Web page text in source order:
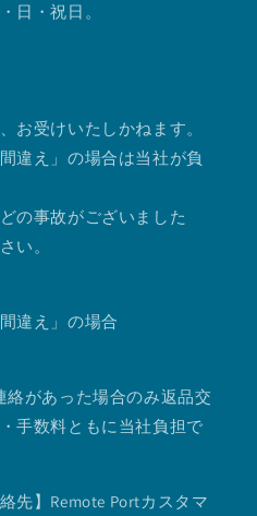
日・祝日。
お受けいたしかねます。
違え」の場合は当社が負
の事故がございました
い。
違え」の場合
があった場合のみ返品交
手数料ともに当社負担で
先】Remote Portカスタマ